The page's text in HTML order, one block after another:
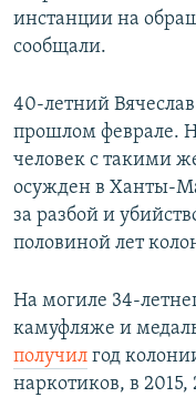
инстанции на
сообщали.
40-летний
прошлом феврале.
человек с такими
осужден в Ханты-
за разбой и
половиной лет
На могиле 34-
камуфляже и
получил год
наркотиков, в 2015,